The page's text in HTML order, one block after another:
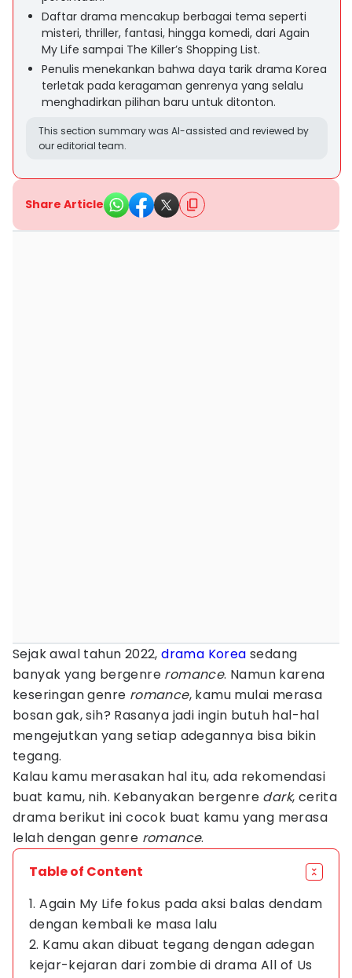
Daftar drama mencakup berbagai tema seperti
misteri, thriller, fantasi, hingga komedi, dari Again
My Life sampai The Killer’s Shopping List.
Penulis menekankan bahwa daya tarik drama Korea
terletak pada keragaman genrenya yang selalu
menghadirkan pilihan baru untuk ditonton.
This section summary was AI-assisted and reviewed by
our editorial team.
Share Article
Sejak awal tahun 2022,drama Korea sedang
banyak yang bergenre romance. Namun karena
keseringan genre romance, kamu mulai merasa
bosan gak, sih? Rasanya jadi ingin butuh hal-hal
mengejutkan yang setiap adegannya bisa bikin
tegang.
Kalau kamu merasakan hal itu, ada rekomendasi
buat kamu, nih. Kebanyakan bergenre dark, cerita
drama berikut ini cocok buat kamu yang merasa
lelah dengan genre romance.
Table of Content
1. Again My Life fokus pada aksi balas dendam
dengan kembali ke masa lalu
2. Kamu akan dibuat tegang dengan adegan
kejar-kejaran dari zombie di drama All of Us